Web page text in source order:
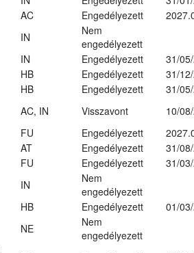
AC Engedélyezett
IN
Nem
engedélyezett
IN Engedélyezett
31/
HB Engedélyezett
31/
HB Engedélyezett
31/
AC, IN Visszavont
10/
FU Engedélyezett
AT Engedélyezett
31/
FU Engedélyezett
31/
IN
Nem
engedélyezett
HB Engedélyezett
01/
NE
Nem
engedélyezett